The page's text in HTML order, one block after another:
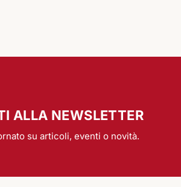
ALLA NEWSLETTER
su articoli, eventi o novità.